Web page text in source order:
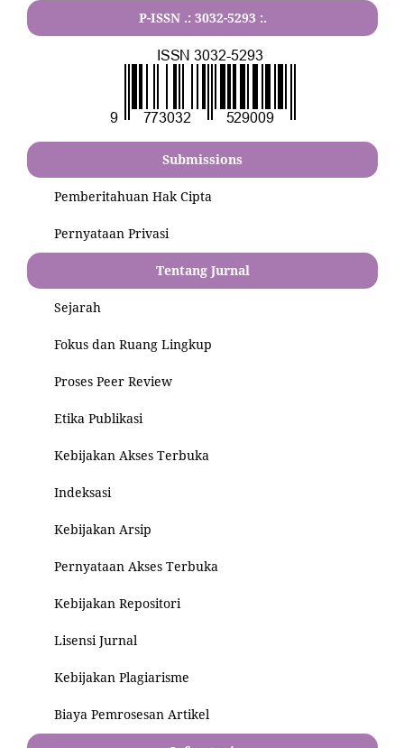
P-ISSN .: 3032-5293 :.
Submissions
Pemberitahuan Hak Cipta
Pernyataan Privasi
Tentang Jurnal
Sejarah
Fokus dan Ruang Lingkup
Proses Peer Review
Etika Publikasi
Kebijakan Akses Terbuka
Indeksasi
Kebijakan Arsip
Pernyataan Akses Terbuka
Kebijakan Repositori
Lisensi Jurnal
Kebijakan Plagiarisme
Biaya Pemrosesan Artikel